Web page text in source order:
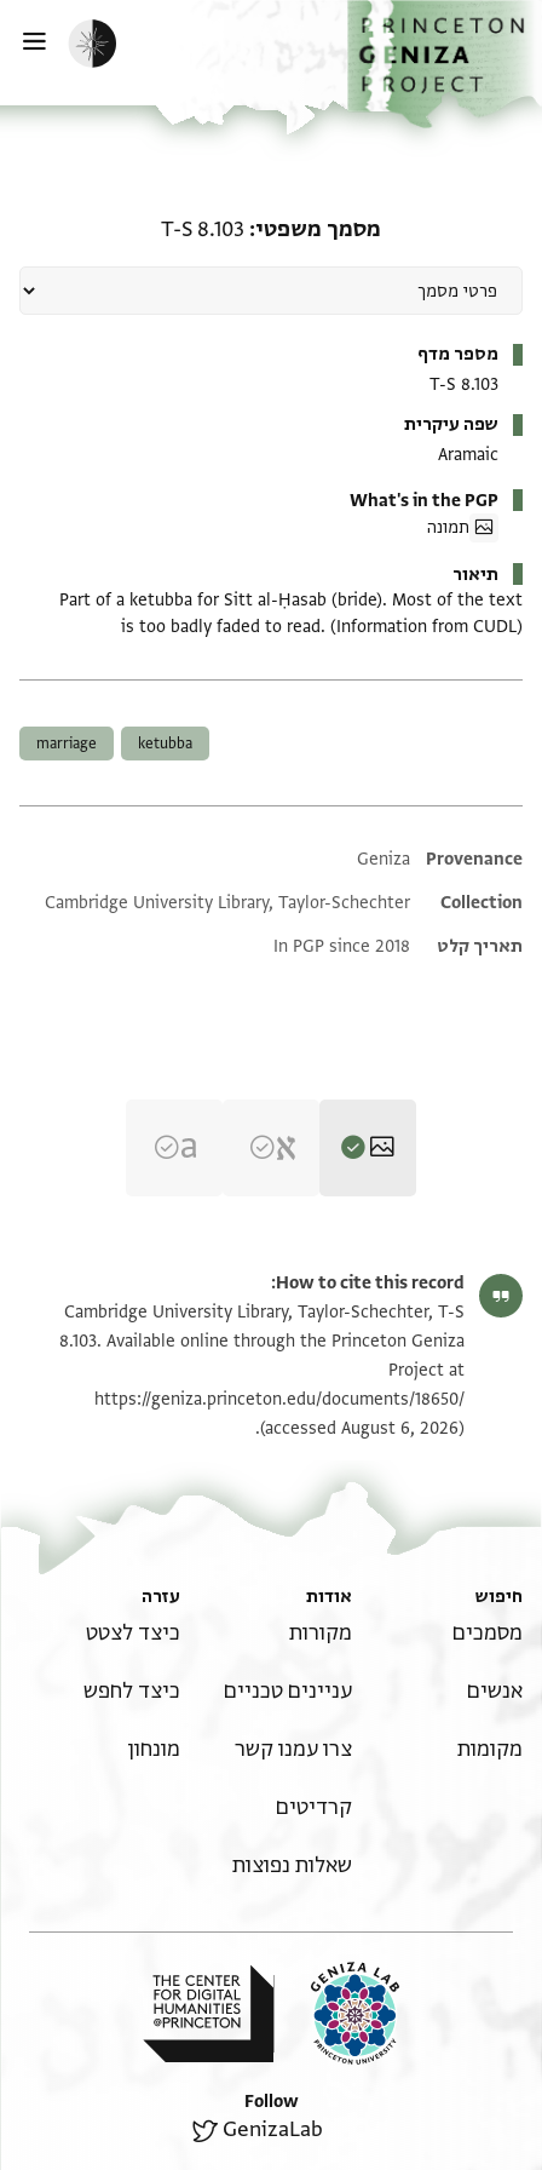
לתוכןהבית
הפעלת מצב כהה
מסמך משפטי T-S 8.103
מספר מדף
T-S 8.103
שפה עיקרית
Aramaic
What's in the PGP
תמונה
תיאור
Part of a ketubba for Sitt al-Ḥasab (bride). Most of the text
is too badly faded to read. (Information from CUDL)
ketubba
marriage
Additional metadata
Provenance
Geniza
Collection
Cambridge University Library, Taylor-Schechter
תאריך קלט
In PGP since 2018
T-S 8.103 1v הגדל וסובב
תנאי היתר שימוש בתצלום
How to cite this record:
Cambridge University Library, Taylor-Schechter, T-S
8.103. Available online through the Princeton Geniza
Project at
https://geniza.princeton.edu/documents/18650/
(accessed August 6, 2026).
חיפוש
מסמכים
אנשים
מקומות
אודות
מקורות
עניינים טכניים
צרו עמנו קשר
קרדיטים
שאלות נפוצות
עזרה
כיצד לצטט
כיצד לחפש
מונחון
Follow
GenizaLab